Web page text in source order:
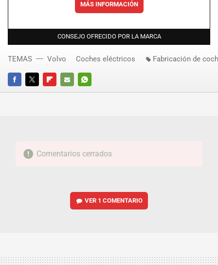
MÁS INFORMACIÓN
CONSEJO OFRECIDO POR LA MARCA
FACEBOOKTWITTERFLIPBOARD
E-
WHATSAPP
TEMAS Volvo Coches eléctricos Fabricación de
Comentarios cerrados
VER 1 COMENTARIO